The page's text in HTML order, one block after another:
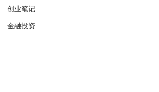
创业笔记
金融投资